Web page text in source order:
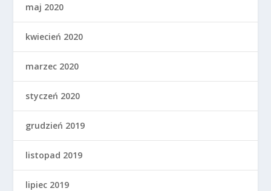
maj 2020
kwiecień 2020
marzec 2020
styczeń 2020
grudzień 2019
listopad 2019
lipiec 2019